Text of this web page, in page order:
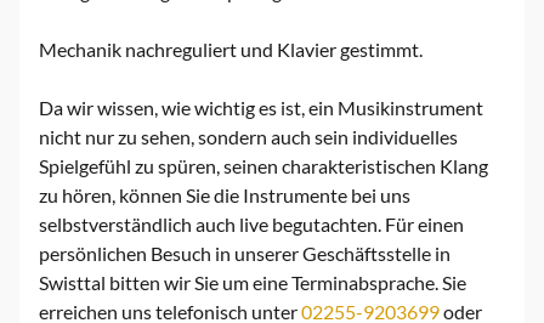
Mechanik nachreguliert und Klavier gestimmt.
Da wir wissen, wie wichtig es ist, ein Musikinstrument
nicht nur zu sehen, sondern auch sein individuelles
Spielgefühl zu spüren, seinen charakteristischen Klang
zu hören, können Sie die Instrumente bei uns
selbstverständlich auch live begutachten. Für einen
persönlichen Besuch in unserer Geschäftsstelle in
Swisttal bitten wir Sie um eine Terminabsprache. Sie
erreichen uns telefonisch unter02255-9203699oder